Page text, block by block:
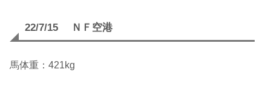
22/7/15 ＮＦ空港
馬体重：421kg